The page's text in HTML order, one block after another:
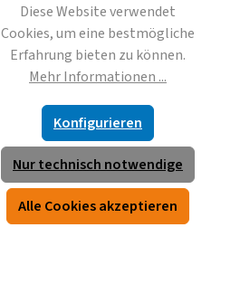
Diese Website verwendet
Cookies, um eine bestmögliche
Erfahrung bieten zu können.
Mehr Informationen ...
Nur technisch notwendige
Konfigurieren
Alle Cookies akzeptieren